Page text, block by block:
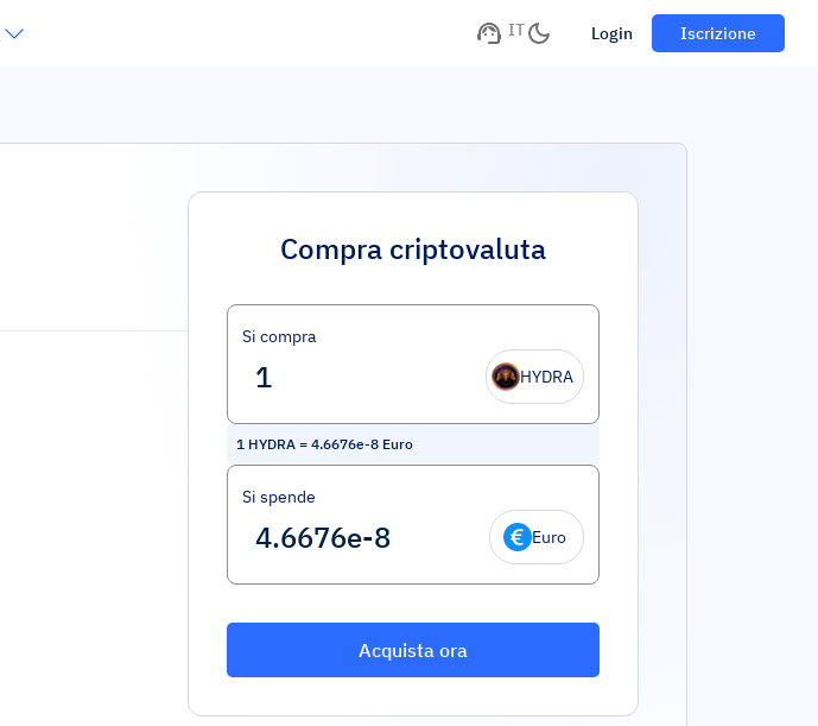
IT Login Iscrizione
Compra criptovaluta
Si compra
HYDRA
1 HYDRA = 4.6676e-8 Euro
Si spende
Euro
Acquista ora